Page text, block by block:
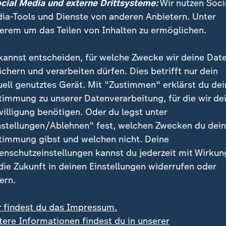
und Schläfrigkeit sein.
beim ZDF
Gottschalks zeigte sich auch ZDF-Intendant
Thomas von Herzen, dass
und sein Optimismus ihm
zu besiegen.
Media und externe Drittsysteme:Wir nutzen
Tools und Dienste von anderen Anbietern. Unter
um das Teilen von Inhalten zu ermöglichen.
entscheiden, für welche Zwecke wir deine
und verarbeiten dürfen. Dies betrifft nur dein
genutztes Gerät. Mit "Zustimmen" erklärst du
zu unserer Datenverarbeitung, für die wir
benötigen. Oder du legst unter
Ablehnen" fest, welchen Zwecken du
gibst und welchen nicht. Deine
kannst du jederzeit mit
Zukunft in deinen Einstellungen widerrufen oder
findest du das Impressum.
Informationen findest du in unserer